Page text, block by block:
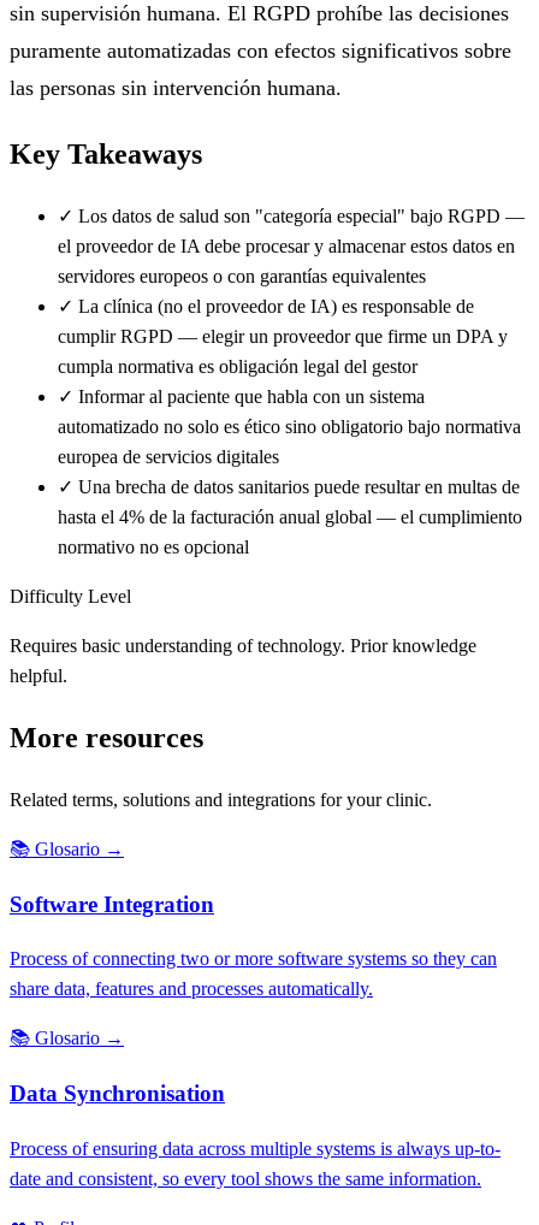
sin supervisión humana. El RGPD prohíbe las decisiones
puramente automatizadas con efectos significativos sobre
las personas sin intervención humana.
Key Takeaways
✓ Los datos de salud son "categoría especial" bajo RGPD —
el proveedor de IA debe procesar y almacenar estos datos en
servidores europeos o con garantías equivalentes
✓ La clínica (no el proveedor de IA) es responsable de
cumplir RGPD — elegir un proveedor que firme un DPA y
cumpla normativa es obligación legal del gestor
✓ Informar al paciente que habla con un sistema
automatizado no solo es ético sino obligatorio bajo normativa
europea de servicios digitales
✓ Una brecha de datos sanitarios puede resultar en multas de
hasta el 4% de la facturación anual global — el cumplimiento
normativo no es opcional
Difficulty Level
Requires basic understanding of technology. Prior knowledge
helpful.
More resources
Related terms, solutions and integrations for your clinic.
📚 Glosario →
Software Integration
Process of connecting two or more software systems so they can
share data, features and processes automatically.
📚 Glosario →
Data Synchronisation
Process of ensuring data across multiple systems is always up-to-
date and consistent, so every tool shows the same information.